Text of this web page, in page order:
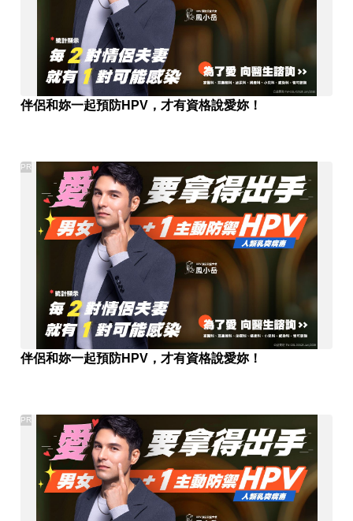
伴侶和妳一起預防HPV，才有資格說愛妳！
伴侶和妳一起預防HPV，才有資格說愛妳！
PR
PR